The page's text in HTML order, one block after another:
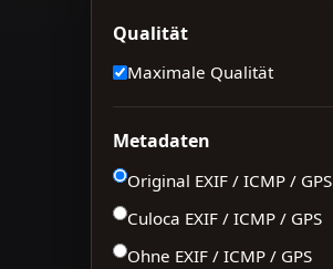
Qualität
Maximale Qualität
Metadaten
Original EXIF / ICMP / GPS
Culoca EXIF / ICMP / GPS
Ohne EXIF / ICMP / GPS